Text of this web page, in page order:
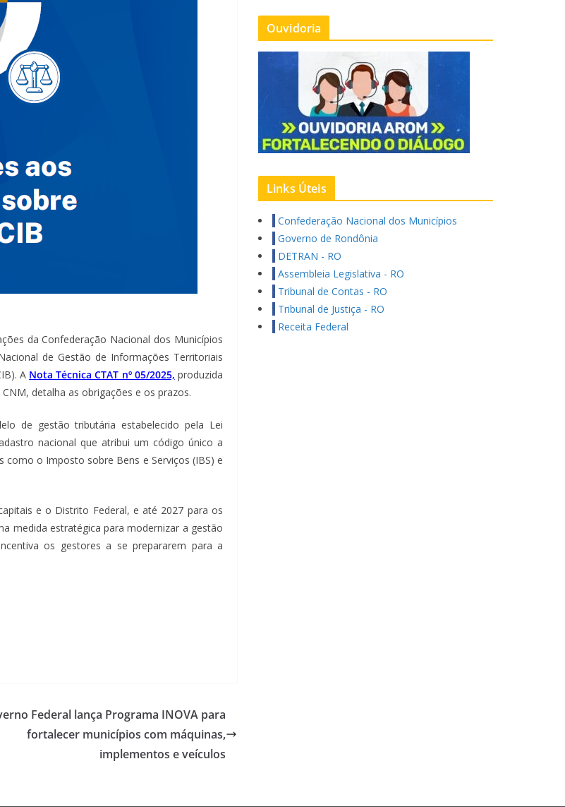
da Confederação Nacional dos Municípios
de Gestão de Informações Territoriais
A Nota Técnica CTAT nº 05/2025, produzida
detalha as obrigações e os prazos.
de gestão tributária estabelecido pela Lei
nacional que atribui um código único a
o Imposto sobre Bens e Serviços (IBS) e
e o Distrito Federal, e até 2027 para os
medida estratégica para modernizar a gestão
os gestores a se prepararem para a
Federal lança Programa INOVA para
fortalecer municípios com máquinas,
implementos e veículos
Ouvidoria
Links Úteis
Confederação Nacional dos Municípios
Governo de Rondônia
DETRAN - RO
Assembleia Legislativa - RO
Tribunal de Contas - RO
Tribunal de Justiça - RO
Receita Federal